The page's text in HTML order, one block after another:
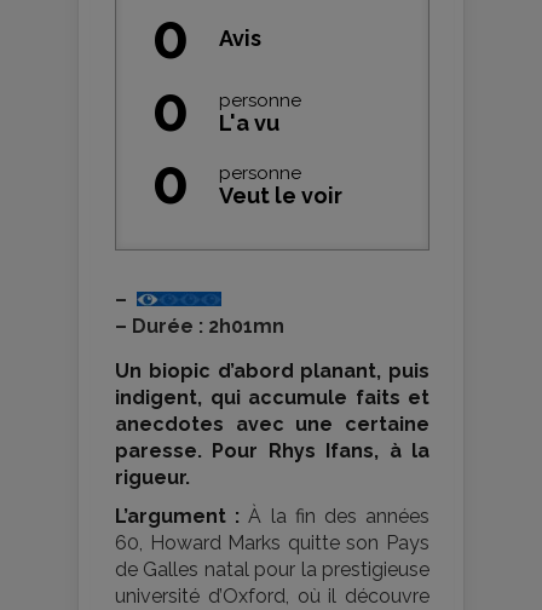
0 Avis
0 personne
L'a vu
0 personne
Veut le voir
–
– Durée : 2h01mn
Un biopic d’abord planant, puis
indigent, qui accumule faits et
anecdotes avec une certaine
paresse. Pour Rhys Ifans, à la
rigueur.
L’argument : À la fin des années
60, Howard Marks quitte son Pays
de Galles natal pour la prestigieuse
université d’Oxford, où il découvre